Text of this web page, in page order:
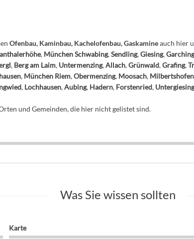
Ofenbau, Kaminbau, Kachelofenbau, Gaskamineauch hier
, München Schwabing,Sendling,Giesing,Garching
, Berg am Laim, Untermenzing,Allach,Grünwald,Grafing,
, München Riem,Obermenzing, Moosach, Milbertshofen
, Lochhausen,Aubing, Hadern, Forstenried, Untergiesing
und Gemeinden, die hier nicht gelistet sind.
Was Sie wissen sollten
Karte